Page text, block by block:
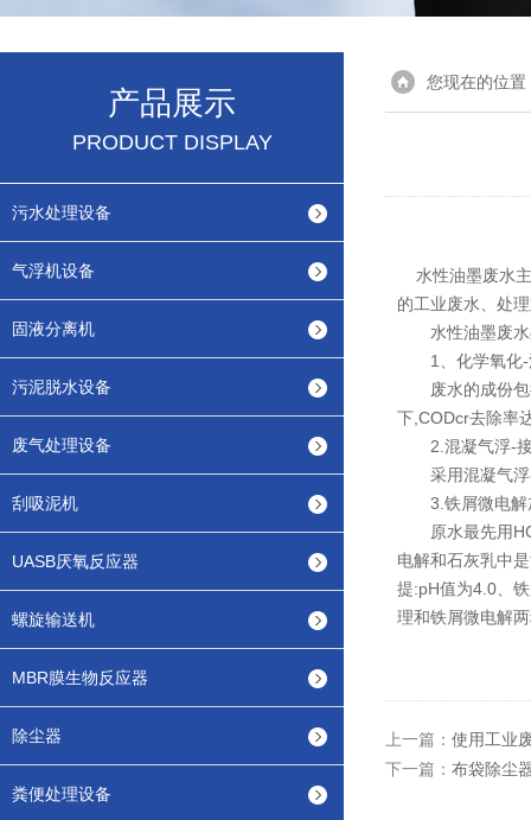
产品展示
PRODUCT DISPLAY
污水处理设备
气浮机设备
固液分离机
污泥脱水设备
废气处理设备
刮吸泥机
UASB厌氧反应器
螺旋输送机
MBR膜生物反应器
除尘器
粪便处理设备
您现在的位置
水性油墨废水主
的工业废水、处
水性油墨废水
1、化学氧化-
废水的成份包
下,CODcr去除率
2.混凝气浮-接
采用混凝气浮-
3.铁屑微电解
原水最先用HCl
电解和石灰乳中
提:pH值为4.0、
理和铁屑微电解
上一篇： 使用工业
下一篇： 布袋除尘